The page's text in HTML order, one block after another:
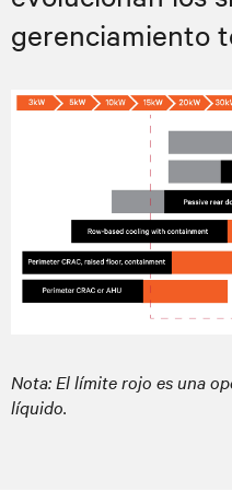
gerenciamiento
Nota: El límite rojo es una
líquido.